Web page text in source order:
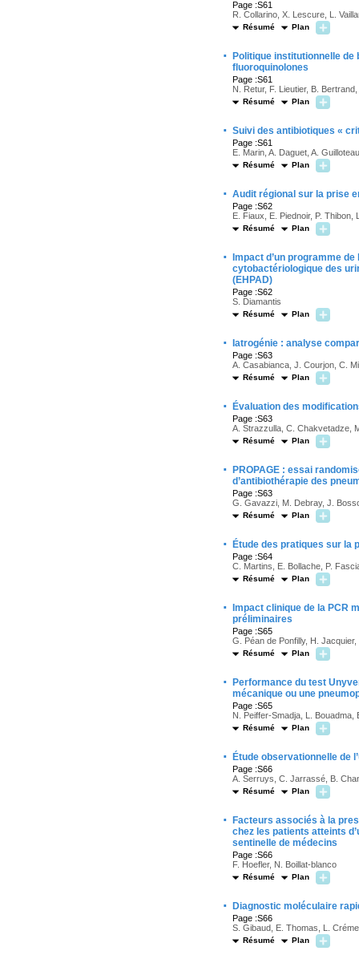
Page :S61
R. Collarino, X. Lescure, L.
Résumé Plan
·
Politique institutionnelle
fluoroquinolones
Page :S61
N. Retur, F. Lieutier, B.
Résumé Plan
· Suivi des antibiotiques «
Page :S61
E. Marin, A. Daguet, A.
Résumé Plan
· Audit régional sur la prise
Page :S62
E. Fiaux, E. Piednoir, P.
Résumé Plan
·
Impact d’un programme
cytobactériologique des
(EHPAD)
Page :S62
S. Diamantis
Résumé Plan
· Iatrogénie : analyse
Page :S63
A. Casabianca, J. Courjon, C.
Résumé Plan
· Évaluation des
Page :S63
A. Strazzulla, C. Chakvetadze,
Résumé Plan
·
PROPAGE : essai
d’antibiothérapie des
Page :S63
G. Gavazzi, M. Debray, J.
Résumé Plan
· Étude des pratiques sur la
Page :S64
C. Martins, E. Bollache, P.
Résumé Plan
·
Impact clinique de la PCR
préliminaires
Page :S65
G. Péan de Ponfilly, H.
Résumé Plan
·
Performance du test
mécanique ou une
Page :S65
N. Peiffer-Smadja, L. Bouadma,
Résumé Plan
· Étude observationnelle de
Page :S66
A. Serruys, C. Jarrassé, B.
Résumé Plan
·
Facteurs associés à la
chez les patients atteints
sentinelle de médecins
Page :S66
F. Hoefler, N. Boillat-blanco
Résumé Plan
· Diagnostic moléculaire
Page :S66
S. Gibaud, E. Thomas, L.
Résumé Plan